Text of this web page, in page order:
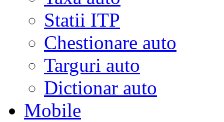
Statii ITP
Chestionare auto
Targuri auto
Dictionar auto
Mobile